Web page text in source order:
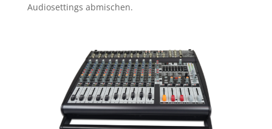
Audiosettings abmischen.